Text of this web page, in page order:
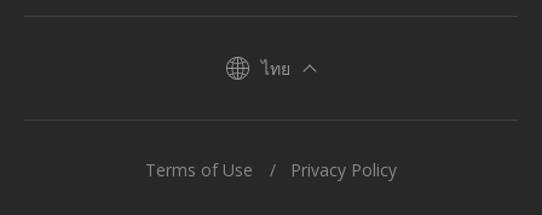
ไทย
Terms of Use Privacy Policy